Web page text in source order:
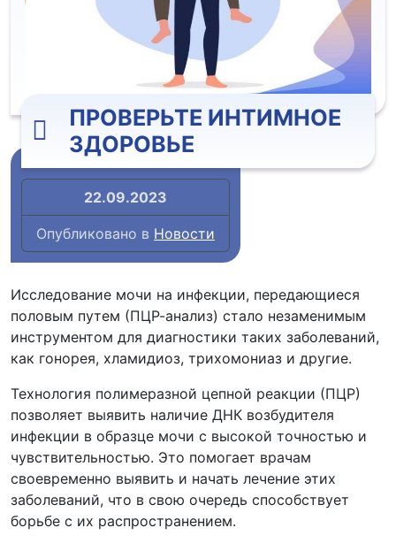
ПРОВЕРЬТЕ ИНТИМНОЕ
ЗДОРОВЬЕ
22.09.2023
Опубликовано в Новости
Исследование мочи на инфекции, передающиеся
половым путем (ПЦР-анализ) стало незаменимым
инструментом для диагностики таких заболеваний,
как гонорея, хламидиоз, трихомониаз и другие.
Технология полимеразной цепной реакции (ПЦР)
позволяет выявить наличие ДНК возбудителя
инфекции в образце мочи с высокой точностью и
чувствительностью. Это помогает врачам
своевременно выявить и начать лечение этих
заболеваний, что в свою очередь способствует
борьбе с их распространением.